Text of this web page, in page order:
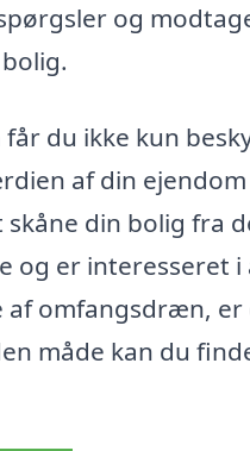
og
du ikke kun
af din
din bolig fra
og er interesseret
omfangsdræn,
måde kan du